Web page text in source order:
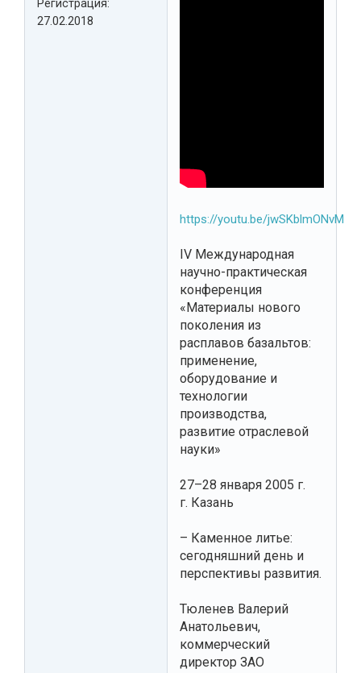
Регистрация:
27.02.2018
https://youtu.be/jwSKblmONvM
IV Международная
научно-практическая
конференция
«Материалы нового
поколения из
расплавов базальтов:
применение,
оборудование и
технологии
производства,
развитие отраслевой
науки»
27–28 января 2005 г.
г. Казань
– Каменное литье:
сегодняшний день и
перспективы развития.
Тюленев Валерий
Анатольевич,
коммерческий
директор ЗАО